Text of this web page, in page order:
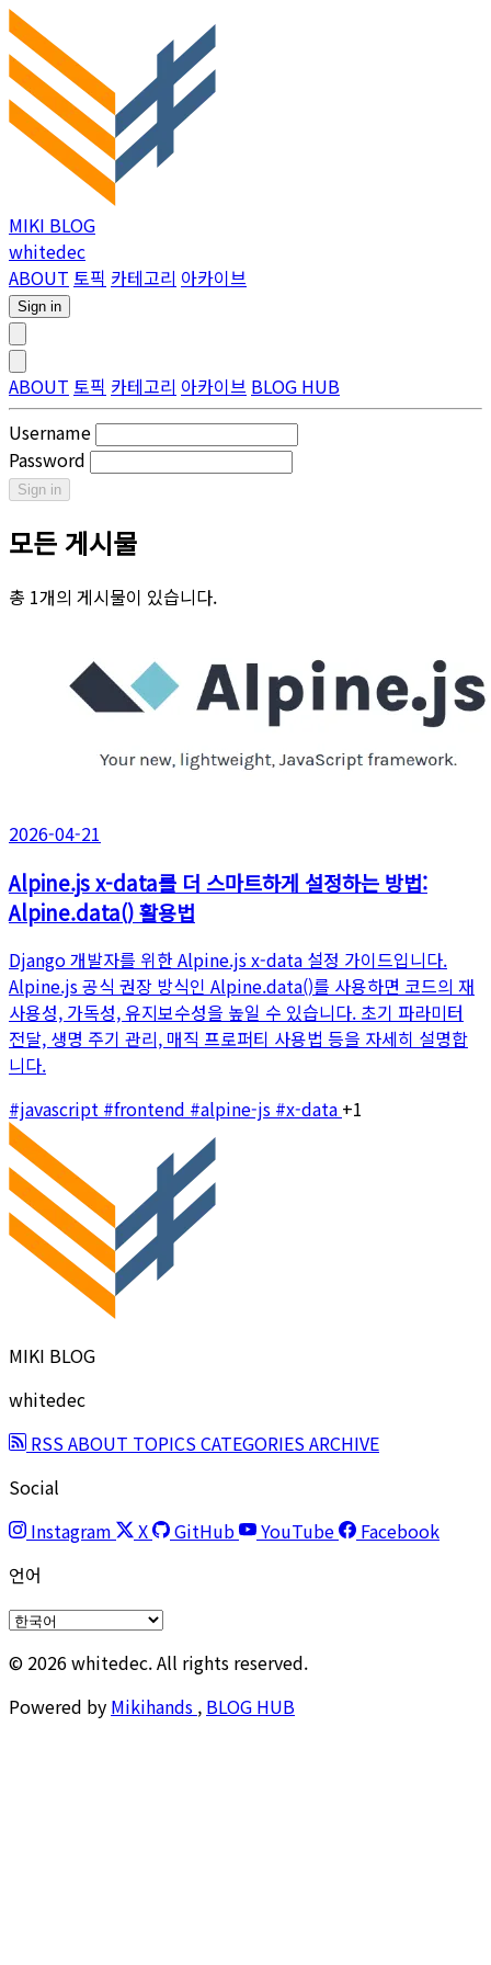
MIKI BLOG
whitedec
ABOUT 토픽 카테고리 아카이브
Sign in
ABOUT 토픽 카테고리 아카이브 BLOG HUB
Username
Password
Sign in
모든 게시물
총 1개의 게시물이 있습니다.
2026-04-21
Alpine.js x-data를 더 스마트하게 설정하는 방법:
Alpine.data() 활용법
Django 개발자를 위한 Alpine.js x-data 설정 가이드입니다.
Alpine.js 공식 권장 방식인 Alpine.data()를 사용하면 코드의 재
사용성, 가독성, 유지보수성을 높일 수 있습니다. 초기 파라미터
전달, 생명 주기 관리, 매직 프로퍼티 사용법 등을 자세히 설명합
니다.
#javascript #frontend #alpine-js #x-data +1
MIKI BLOG
whitedec
RSSABOUT TOPICSCATEGORIESARCHIVE
Social
Instagram
X GitHub YouTube
Facebook
언어
© 2026 whitedec. All rights reserved.
Powered by Mikihands , BLOG HUB